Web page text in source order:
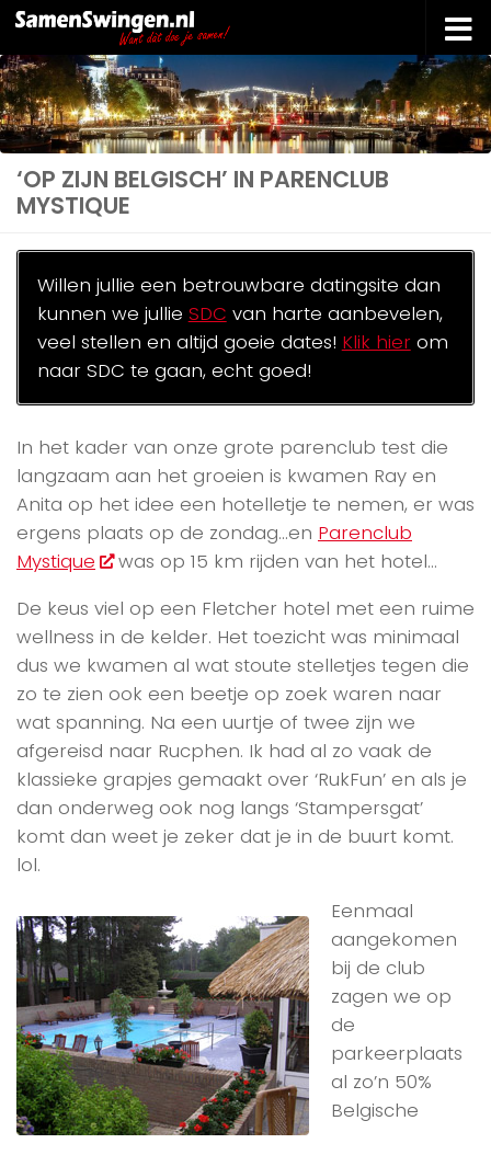
Doorgaan naar inhoud
‘OP ZIJN BELGISCH’ IN PARENCLUB
MYSTIQUE
Willen jullie een betrouwbare datingsite dan
kunnen we jullie SDC van harte aanbevelen,
veel stellen en altijd goeie dates! Klik hierom
naar SDC te gaan, echt goed!
In het kader van onze grote parenclub test die
langzaam aan het groeien is kwamen Ray en
Anita op het idee een hotelletje te nemen, er was
ergens plaats op de zondag…en Parenclub
Mystique
was op 15 km rijden van het hotel…
De keus viel op een Fletcher hotel met een ruime
wellness in de kelder. Het toezicht was minimaal
dus we kwamen al wat stoute stelletjes tegen die
zo te zien ook een beetje op zoek waren naar
wat spanning. Na een uurtje of twee zijn we
afgereisd naar Rucphen. Ik had al zo vaak de
klassieke grapjes gemaakt over ‘RukFun’ en als je
dan onderweg ook nog langs ‘Stampersgat’
komt dan weet je zeker dat je in de buurt komt.
lol.
Eenmaal
aangekomen
bij de club
zagen we op
de
parkeerplaats
al zo’n 50%
Belgische